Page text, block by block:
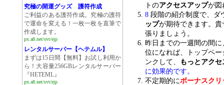
トのアクセスアップが図
8 段階の紹介制度で、ダ
ップが期待できます。貴
張りましょう。
昨日までの一週間の間
位になれば、トップペ
ンクして、
もっとアク
に効果的です。
不定期的にボーナスクリ
究極の開運グッズ 護符作成
ご利益のある護符作成。究極の護符
で運命を変える！一枚一枚を直筆で
作成します。
px.a8.net/svt/ejp
レンタルサーバー【ヘテムル】
まずは15日間【無料】お試し利用か
ら！大容量256GBレンタルサーバー
『HETEML』
px.a8.net/svt/ejp